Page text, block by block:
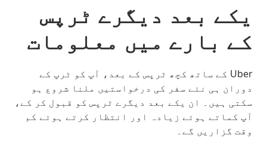
یکے بعد دیگرے ٹرپس
کے بارے میں معلومات
Uber کے ساتھ کچھ ٹرپس کے بعد، آپ کو ٹرپ کے
دوران ہی نئے سفر کی درخواستیں ملنا شروع ہو
سکتی ہیں۔ ان یکے بعد دیگرے ٹرپس کو قبول کر کے،
آپ کماتے ہوئے زیادہ اور انتظار کرتے ہوئے کم
وقت گزاریں گے۔